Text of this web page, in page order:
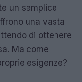
un semplice
una vasta
di ottenere
Ma come
esigenze?